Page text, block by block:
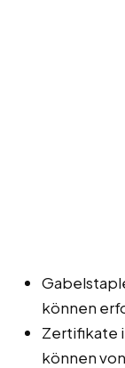
können
Zertifikate
können